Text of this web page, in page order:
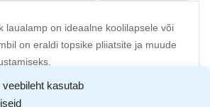
veebileht kasutab
laualamp on ideaalne koolilapsele või
on eraldi topsike pliiatsite ja muude